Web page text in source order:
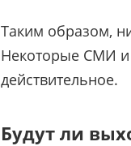
Таким образом,
Некоторые СМИ и
действительное.
Будут ли